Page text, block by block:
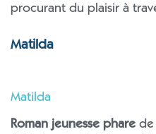
procurant du plaisir à
Matilda
Matilda
Roman jeunesse phare de